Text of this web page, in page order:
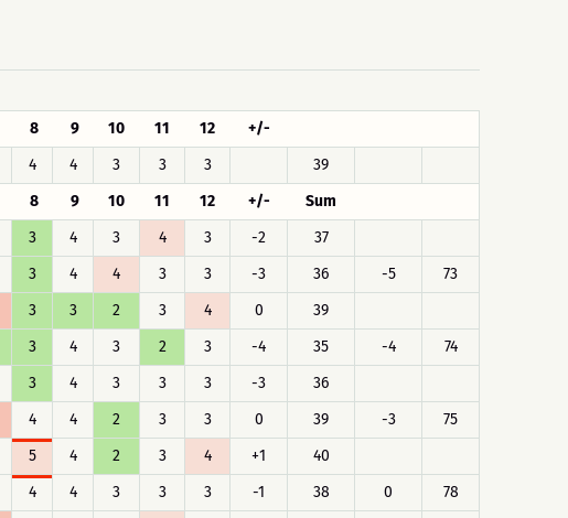
8 9 10 11 12
+/-
4 4 3 3 3
39
8 9 10 11 12 +/-
Sum
3 4 3 4 3 -2
37
3 4 4 3 3 -3 36 -5
73
3 3 2 3 4 0
39
3 4 3 2 3 -4 35 -4
74
3 4 3 3 3 -3
36
4 4 2 3 3 0 39 -3
75
5 4 2 3 4 +1
40
4 4 3 3 3 -1 38 0
78